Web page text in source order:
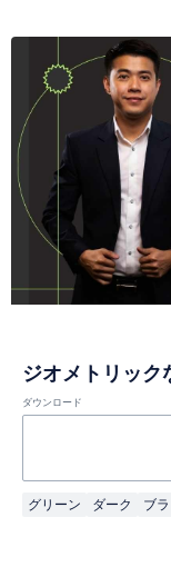
ジオメトリック
ダウンロード
グリーン ダーク ブ